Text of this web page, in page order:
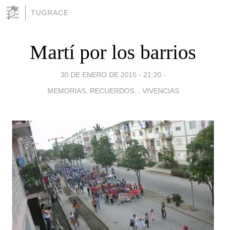
TUGRACE
Martí por los barrios
30 DE ENERO DE 2015 - 21:20 -
MEMORIAS, RECUERDOS... VIVENCIAS